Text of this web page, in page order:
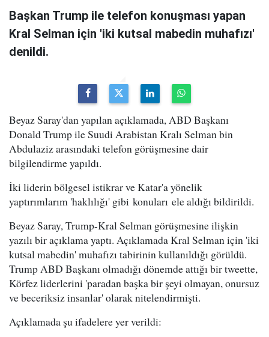
Başkan Trump ile telefon konuşması yapan
Kral Selman için 'iki kutsal mabedin muhafızı'
denildi.
Beyaz Saray'dan yapılan açıklamada, ABD Başkanı
Donald Trump ile Suudi Arabistan Kralı Selman bin
Abdulaziz arasındaki telefon görüşmesine dair
bilgilendirme yapıldı.
İki liderin bölgesel istikrar ve Katar'a yönelik
yaptırımlarım 'haklılığı' gibi konuları ele aldığı bildirildi.
Beyaz Saray, Trump-Kral Selman görüşmesine ilişkin
yazılı bir açıklama yaptı. Açıklamada Kral Selman için 'iki
kutsal mabedin' muhafızı tabirinin kullanıldığı görüldü.
Trump ABD Başkanı olmadığı dönemde attığı bir tweette,
Körfez liderlerini 'paradan başka bir şeyi olmayan, onursuz
ve beceriksiz insanlar' olarak nitelendirmişti.
Açıklamada şu ifadelere yer verildi: